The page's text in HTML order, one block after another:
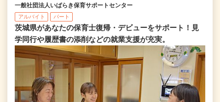
一般社団法人いばらき保育サポートセンター
アルバイト パート
茨城県があなたの保育士復帰・デビューをサポート！見
学同行や履歴書の添削などの就業支援が充実。